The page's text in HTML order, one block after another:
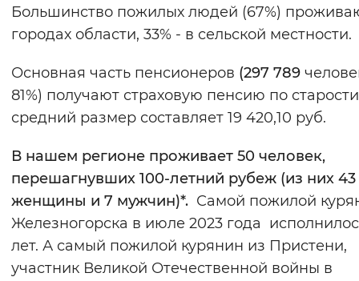
Звуковой ассистент
Вернуть стандартные настройки
Большинство пожилых людей (67%)
городах области, 33% - в сельской местности.
Основная часть пенсионеров (297 789
81%) получают страховую пенсию по
средний размер составляет 19 420,10 руб.
В нашем регионе проживает 50 человек,
перешагнувших 100-летний рубеж (из них 43
женщины и 7 мужчин)*. Самой пожилой
Железногорска в июле 2023 года
лет. А самый пожилой курянин из Пристени,
участник Великой Отечественной войны в